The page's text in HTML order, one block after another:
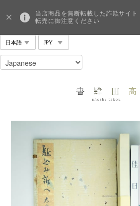
当店商品を無断転載した詐欺サイ
転売に御注意ください